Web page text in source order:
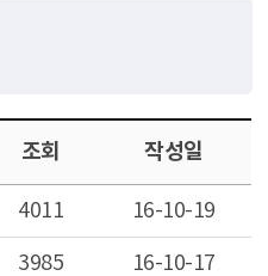
조회 작성일
4011 16-10-19
3985 16-10-17